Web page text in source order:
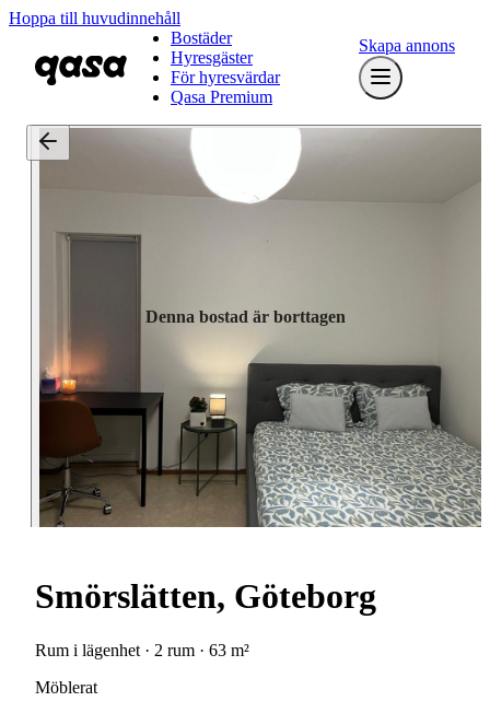
Hoppa till huvudinnehåll
Bostäder
Hyresgäster
För hyresvärdar
Qasa Premium
Skapa annons
Denna bostad är borttagen
Smörslätten, Göteborg
Rum i lägenhet · 2 rum · 63 m²
Möblerat